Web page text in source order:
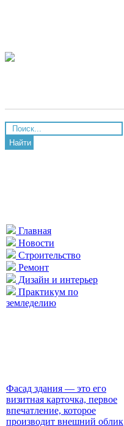
Найти
Главная
Новости
Строительство
Ремонт
Дизайн и интерьер
Практикум по
земледелию
Фасад здания — это его
визитная карточка, первое
впечатление, которое
производит внешний облик